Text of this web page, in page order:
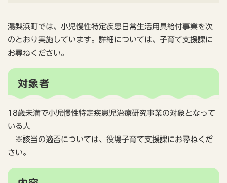
湯梨浜町では、小児慢性特定疾患日常生活用具給付事業を次
のとおり実施しています。詳細については、子育て支援課に
お尋ねください。
対象者
18歳未満で小児慢性特定疾患児治療研究事業の対象となって
いる人
※該当の適否については、役場子育て支援課にお尋ねくだ
さい。